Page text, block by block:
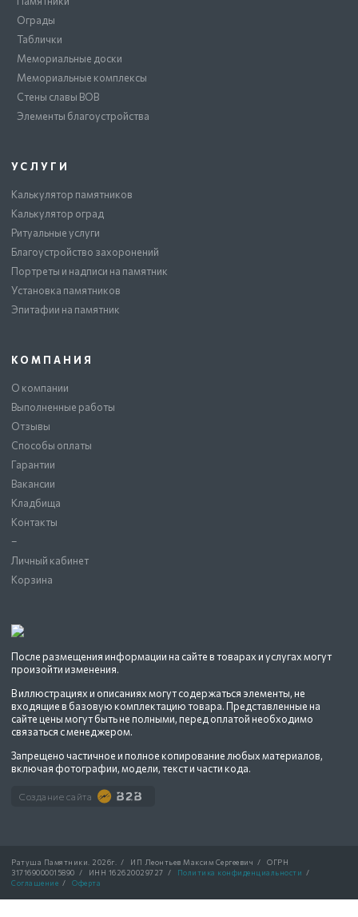
После размещения информации на сайте в товарах и услугах могут
произойти изменения.
В иллюстрациях и описаниях могут содержаться элементы, не
входящие в базовую комплектацию товара. Представленные на
сайте цены могут быть не полными, перед оплатой необходимо
связаться с менеджером.
Запрещено частичное и полное копирование любых материалов,
включая фотографии, модели, текст и части кода.
Создание сайта
Ограды
Таблички
Мемориальные доски
Мемориальные комплексы
Стены славы ВОВ
Элементы благоустройства
УСЛУГИ
Калькулятор памятников
Калькулятор оград
Ритуальные услуги
Благоустройство захоронений
Портреты и надписи на памятник
Установка памятников
Эпитафии на памятник
КОМПАНИЯ
О компании
Выполненные работы
Отзывы
Способы оплаты
Гарантии
Вакансии
Кладбища
Контакты
–
Личный кабинет
Корзина
Ратуша Памятники. 2026г. / ИП Леонтьев Максим Сергеевич /
ОГРН
317169000015890
/ ИНН 162620029727 / Политика конфиденциальности
/
Соглашение / Оферта